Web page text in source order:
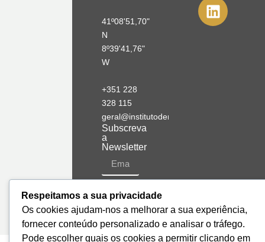
41º08'51,70"
N
8º39'41,76"
W
+351 228
328 115
geral@institutodemobilidade.org
Subscreva
a
Newsletter
Send
Respeitamos a sua privacidade
Os cookies ajudam-nos a melhorar a sua experiência,
fornecer conteúdo personalizado e analisar o tráfego.
Pode escolher quais os cookies a permitir clicando em